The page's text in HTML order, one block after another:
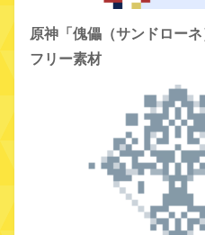
原神「傀儡（サンドロー
フリー素材